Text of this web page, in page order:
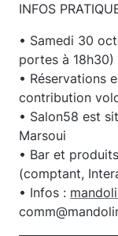
INFOS
• Samedi 30
portes à 18h30)
• Réservations
contribution
• Salon58 est
Marsoui
• Bar et
(comptant,
• Infos :